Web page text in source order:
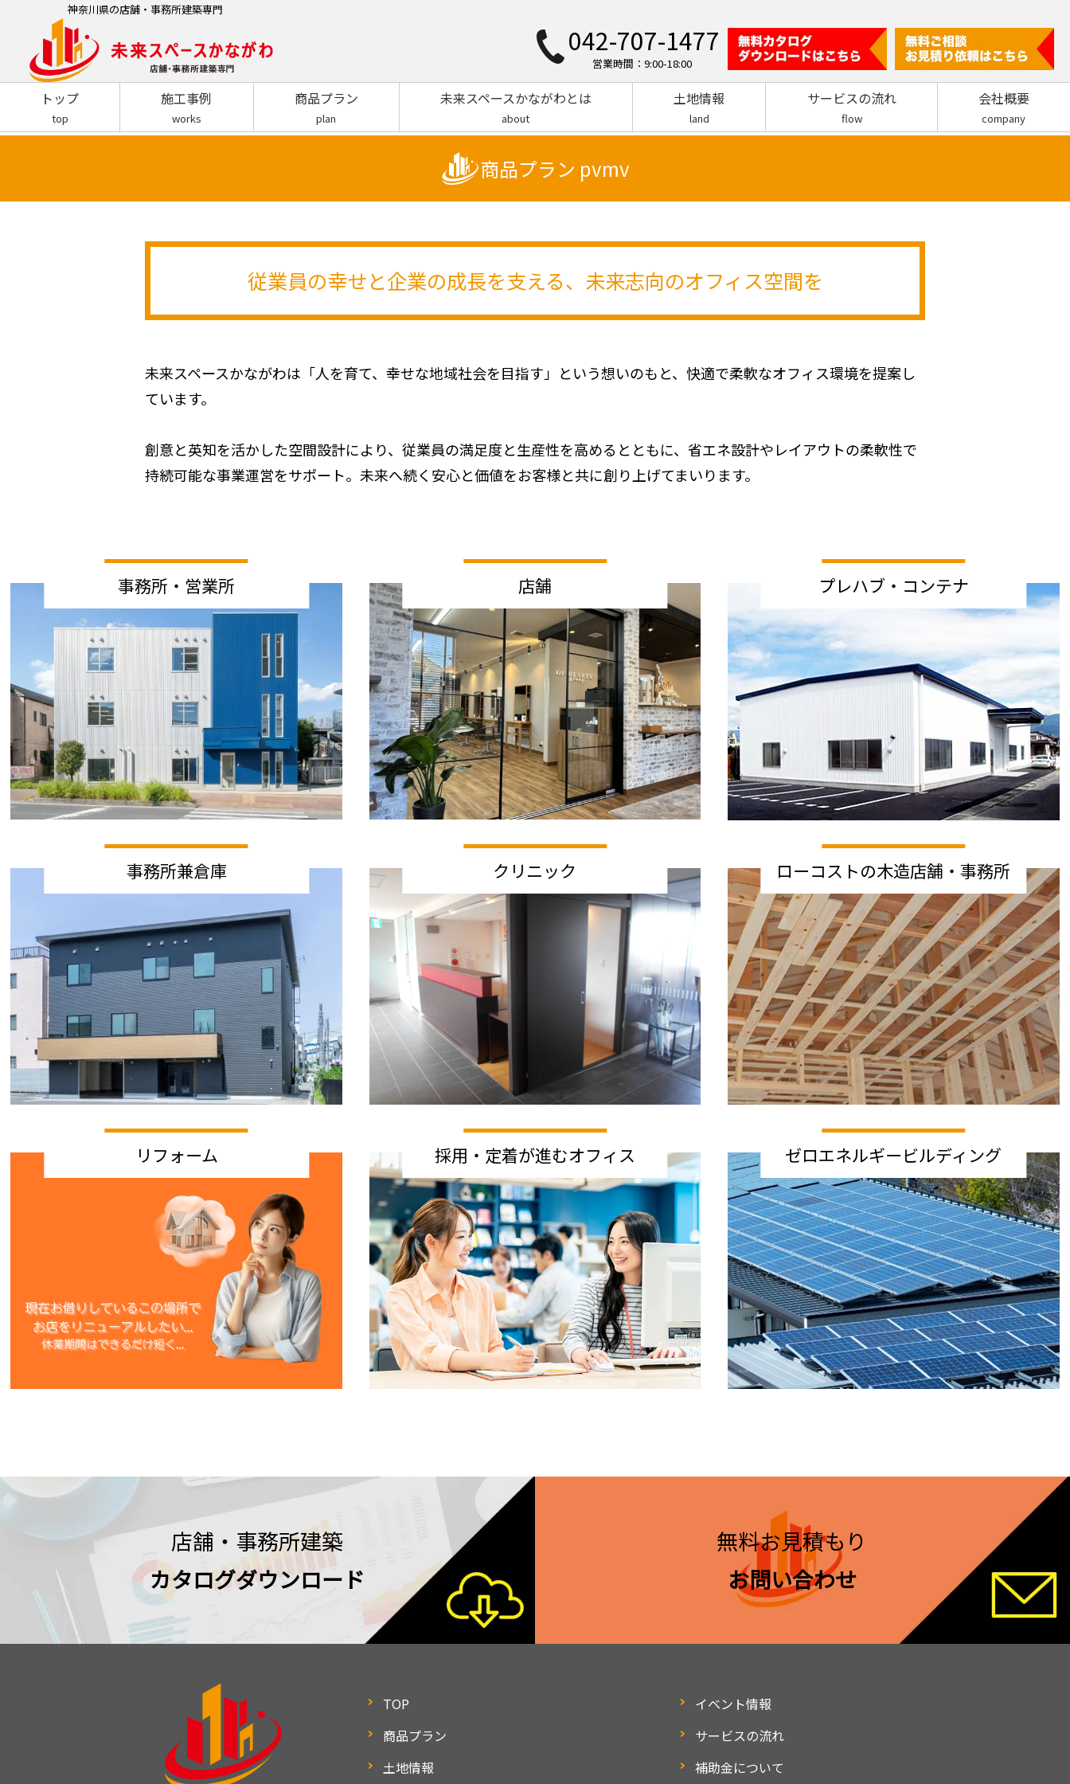
神奈川県の店舗・事務所建築専門
042-707-1477
営業時間：9:00-18:00
トップ
top
施工事例
works
商品プラン
plan
未来スペースかながわとは
about
土地情報
land
サービスの流れ
flow
会社概要
company
商品プラン pvmv
従業員の幸せと企業の成長を支える、未来志向のオフィス空間を
未来スペースかながわは「人を育て、幸せな地域社会を目指す」という想いのもと、快適で柔軟なオフィス環境を提案し
ています。
創意と英知を活かした空間設計により、従業員の満足度と生産性を高めるとともに、省エネ設計やレイアウトの柔軟性で
持続可能な事業運営をサポート。未来へ続く安心と価値をお客様と共に創り上げてまいります。
事務所・営業所 店舗 プレハブ・コンテナ
事務所兼倉庫 クリニック ローコストの木造店舗・事務所
リフォーム 採用・定着が進むオフィス ゼロエネルギービルディング
店舗・事務所建築
カタログダウンロード
無料お見積もり
お問い合わせ
TOP
商品プラン
土地情報
イベント情報
サービスの流れ
補助金について